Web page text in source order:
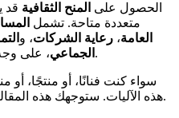
الحصول على المنح الثقافية قد
متعددة متاحة. تشمل
العامة، رعاية الشركات، و
الجماعي ، على وجه الخصوص، شعبية لمشاريع الفنية.
سواء كنت فنانًا، أو منتجًا،
هذه الآليات. ستوجهك هذه المقالة خلال التمويل الثقافي في فرنسا.